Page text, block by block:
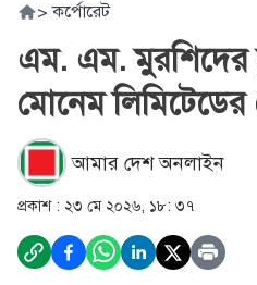
> কর্পোরেট
এম. এম.
মোনেম
আমার দেশ অনলাইন
প্রকাশ : ২৩ মে ২০২৬, ১৮: ৩৭